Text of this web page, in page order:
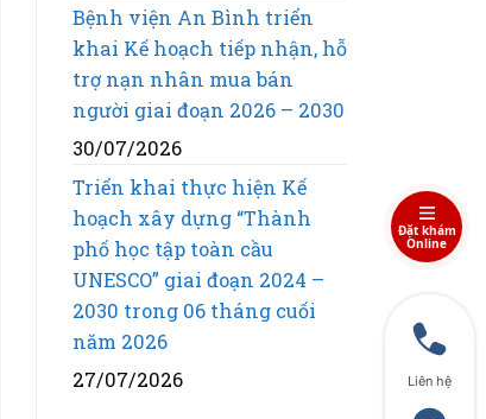
Bệnh viện An Bình triển
khai Kế hoạch tiếp nhận, hỗ
trợ nạn nhân mua bán
người giai đoạn 2026 – 2030
30/07/2026
Triển khai thực hiện Kế
hoạch xây dựng “Thành
phố học tập toàn cầu
UNESCO” giai đoạn 2024 –
2030 trong 06 tháng cuối
năm 2026
27/07/2026
Liên hệ
Đặt khám
Online